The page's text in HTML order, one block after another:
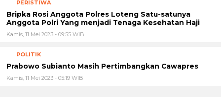
Anggota Polri Yang menjadi Tenaga Kesehatan Haji
Kamis, 11 Mei 2023 - 09:55 WIB
Prabowo Subianto Masih Pertimbangkan Cawapres
Kamis, 11 Mei 2023 - 05:19 WIB